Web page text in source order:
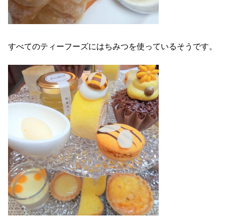
すべてのティーフーズにはちみつを使っているそうです。